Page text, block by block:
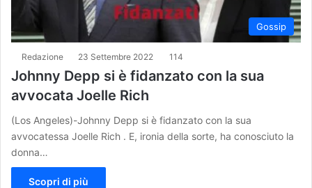
Gossip
Redazione 23 Settembre 2022 114
Johnny Depp si è fidanzato con la sua
avvocata Joelle Rich
(Los Angeles)-Johnny Depp si è fidanzato con la sua
avvocatessa Joelle Rich . E, ironia della sorte, ha conosciuto la
donna…
Scopri di più